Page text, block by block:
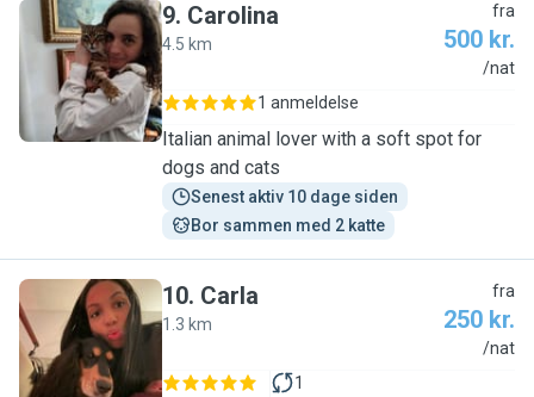
C
9. Carolina
4.5 km
fra
500 kr.
/nat
1 anmeldelse
Italian animal lover with a soft spot for
dogs and cats
Senest aktiv 10 dage siden
Bor sammen med 2 katte
C
10. Carla
1.3 km
fra
250 kr.
/nat
1